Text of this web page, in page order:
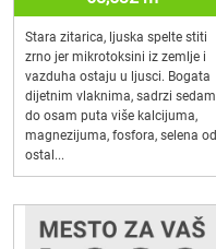
Stara zitarica, ljuska spelte stiti
zrno jer mikrotoksini iz zemlje i
vazduha ostaju u ljusci. Bogata
dijetnim vlaknima, sadrzi sedam
do osam puta više kalcijuma,
magnezijuma, fosfora, selena od
ostal...